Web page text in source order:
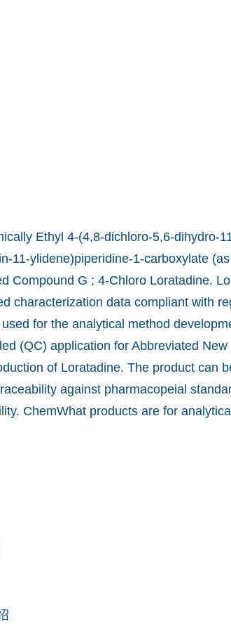
Ethyl 4-(4,8-dichloro-5,6-dihydro-
11-ylidene)piperidine-1-carboxylate
Compound G ; 4-Chloro Loratadine.
characterization data compliant with
for the analytical method
(QC) application for Abbreviated
of Loratadine. The product can
against pharmacopeial
ChemWhat products are for